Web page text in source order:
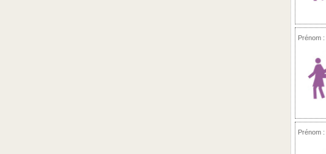
Prénom :
Prénom :